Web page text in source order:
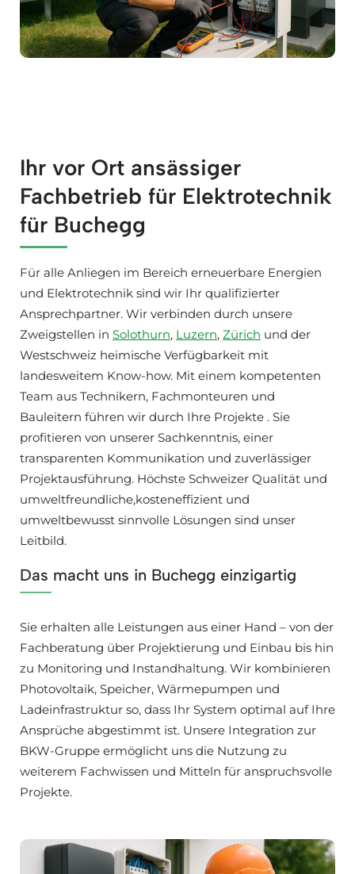
Ihr vor Ort ansässiger
Fachbetrieb für Elektrotechnik
für Buchegg
Für alle Anliegen im Bereich erneuerbare Energien
und Elektrotechnik sind wir Ihr qualifizierter
Ansprechpartner. Wir verbinden durch unsere
Zweigstellen in Solothurn, Luzern, Zürich und der
Westschweiz heimische Verfügbarkeit mit
landesweitem Know-how. Mit einem kompetenten
Team aus Technikern, Fachmonteuren und
Bauleitern führen wir durch Ihre Projekte . Sie
profitieren von unserer Sachkenntnis, einer
transparenten Kommunikation und zuverlässiger
Projektausführung. Höchste Schweizer Qualität und
umweltfreundliche,kosteneffizient und
umweltbewusst sinnvolle Lösungen sind unser
Leitbild.
Das macht uns in Buchegg einzigartig
Sie erhalten alle Leistungen aus einer Hand – von der
Fachberatung über Projektierung und Einbau bis hin
zu Monitoring und Instandhaltung. Wir kombinieren
Photovoltaik, Speicher, Wärmepumpen und
Ladeinfrastruktur so, dass Ihr System optimal auf Ihre
Ansprüche abgestimmt ist. Unsere Integration zur
BKW-Gruppe ermöglicht uns die Nutzung zu
weiterem Fachwissen und Mitteln für anspruchsvolle
Projekte.